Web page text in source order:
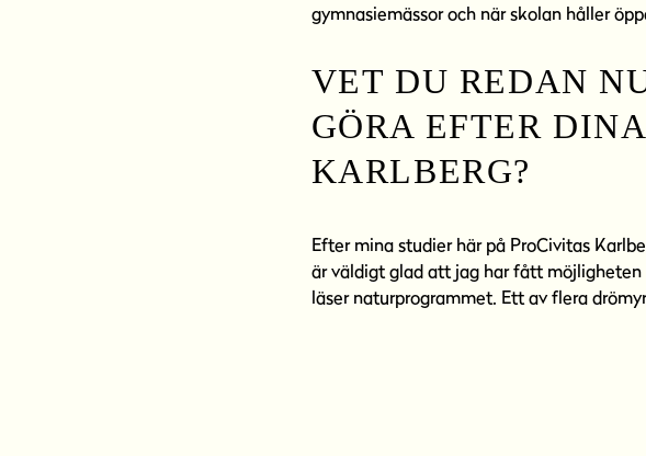
gymnasiemässor och när skolan håller
VET DU REDAN
GÖRA EFTER
KARLBERG?
Efter mina studier här på ProCivitas
är väldigt glad att jag har fått
läser naturprogrammet. Ett av flera